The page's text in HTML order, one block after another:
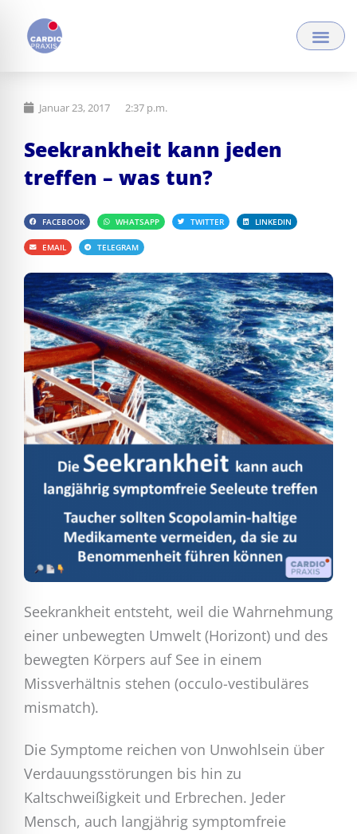
Inhalt
springen
Januar 23, 2017 2:37 p.m.
Seekrankheit kann jeden
treffen – was tun?
FACEBOOK WHATSAPP TWITTER LINKEDIN
EMAIL TELEGRAM
Seekrankheit entsteht, weil die Wahrnehmung
einer unbewegten Umwelt (Horizont) und des
bewegten Körpers auf See in einem
Missverhältnis stehen (occulo-vestibuläres
mismatch).
Die Symptome reichen von Unwohlsein über
Verdauungsstörungen bis hin zu
Kaltschweißigkeit und Erbrechen. Jeder
Mensch, auch langjährig symptomfreie